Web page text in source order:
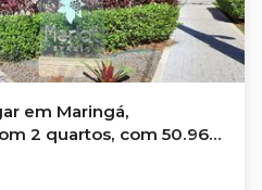
em Maringá,
2 quartos, com 50.96